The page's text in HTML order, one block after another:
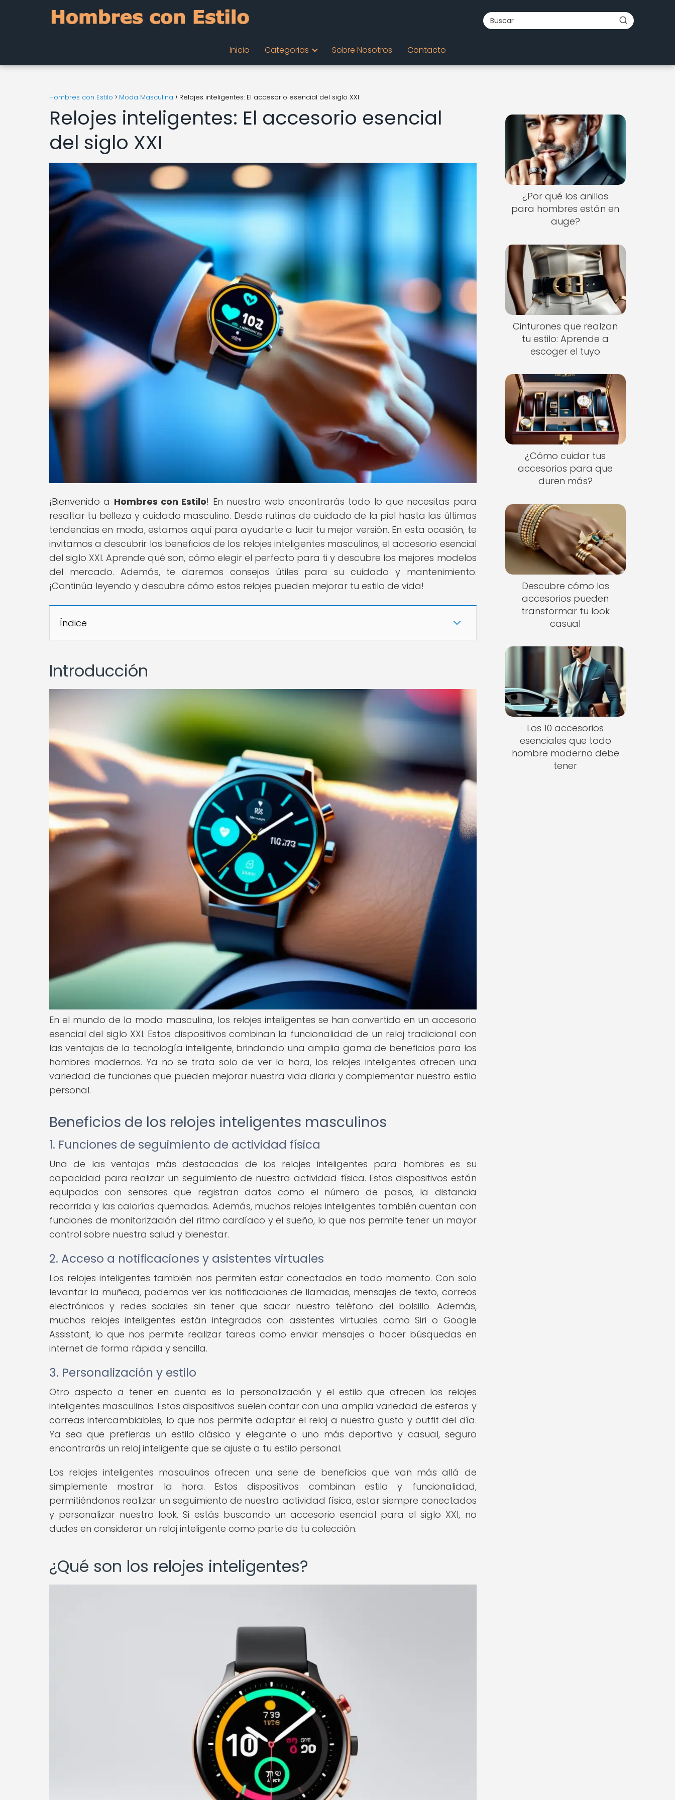
Inicio Categorias Sobre Nosotros Contacto
Hombres con Estilo Moda Masculina Relojes inteligentes: El accesorio esencial del siglo XXI
Relojes inteligentes: El accesorio esencial
del siglo XXI
¡Bienvenido a Hombres con Estilo! En nuestra web encontrarás todo lo que necesitas para
resaltar tu belleza y cuidado masculino. Desde rutinas de cuidado de la piel hasta las últimas
tendencias en moda, estamos aquí para ayudarte a lucir tu mejor versión. En esta ocasión, te
invitamos a descubrir los beneficios de los relojes inteligentes masculinos, el accesorio esencial
del siglo XXI. Aprende qué son, cómo elegir el perfecto para ti y descubre los mejores modelos
del mercado. Además, te daremos consejos útiles para su cuidado y mantenimiento.
¡Continúa leyendo y descubre cómo estos relojes pueden mejorar tu estilo de vida!
Índice
Introducción
En el mundo de la moda masculina, los relojes inteligentes se han convertido en un accesorio
esencial del siglo XXI. Estos dispositivos combinan la funcionalidad de un reloj tradicional con
las ventajas de la tecnología inteligente, brindando una amplia gama de beneficios para los
hombres modernos. Ya no se trata solo de ver la hora, los relojes inteligentes ofrecen una
variedad de funciones que pueden mejorar nuestra vida diaria y complementar nuestro estilo
personal.
Beneficios de los relojes inteligentes masculinos
1. Funciones de seguimiento de actividad física
Una de las ventajas más destacadas de los relojes inteligentes para hombres es su
capacidad para realizar un seguimiento de nuestra actividad física. Estos dispositivos están
equipados con sensores que registran datos como el número de pasos, la distancia
recorrida y las calorías quemadas. Además, muchos relojes inteligentes también cuentan con
funciones de monitorización del ritmo cardíaco y el sueño, lo que nos permite tener un mayor
control sobre nuestra salud y bienestar.
2. Acceso a notificaciones y asistentes virtuales
Los relojes inteligentes también nos permiten estar conectados en todo momento. Con solo
levantar la muñeca, podemos ver las notificaciones de llamadas, mensajes de texto, correos
electrónicos y redes sociales sin tener que sacar nuestro teléfono del bolsillo. Además,
muchos relojes inteligentes están integrados con asistentes virtuales como Siri o Google
Assistant, lo que nos permite realizar tareas como enviar mensajes o hacer búsquedas en
internet de forma rápida y sencilla.
3. Personalización y estilo
Otro aspecto a tener en cuenta es la personalización y el estilo que ofrecen los relojes
inteligentes masculinos. Estos dispositivos suelen contar con una amplia variedad de esferas y
correas intercambiables, lo que nos permite adaptar el reloj a nuestro gusto y outfit del día.
Ya sea que prefieras un estilo clásico y elegante o uno más deportivo y casual, seguro
encontrarás un reloj inteligente que se ajuste a tu estilo personal.
Los relojes inteligentes masculinos ofrecen una serie de beneficios que van más allá de
simplemente mostrar la hora. Estos dispositivos combinan estilo y funcionalidad,
permitiéndonos realizar un seguimiento de nuestra actividad física, estar siempre conectados
y personalizar nuestro look. Si estás buscando un accesorio esencial para el siglo XXI, no
dudes en considerar un reloj inteligente como parte de tu colección.
¿Qué son los relojes inteligentes?
¿Por qué los anillos
para hombres están en
auge?
Cinturones que realzan
tu estilo: Aprende a
escoger el tuyo
¿Cómo cuidar tus
accesorios para que
duren más?
Descubre cómo los
accesorios pueden
transformar tu look
casual
Los 10 accesorios
esenciales que todo
hombre moderno debe
tener